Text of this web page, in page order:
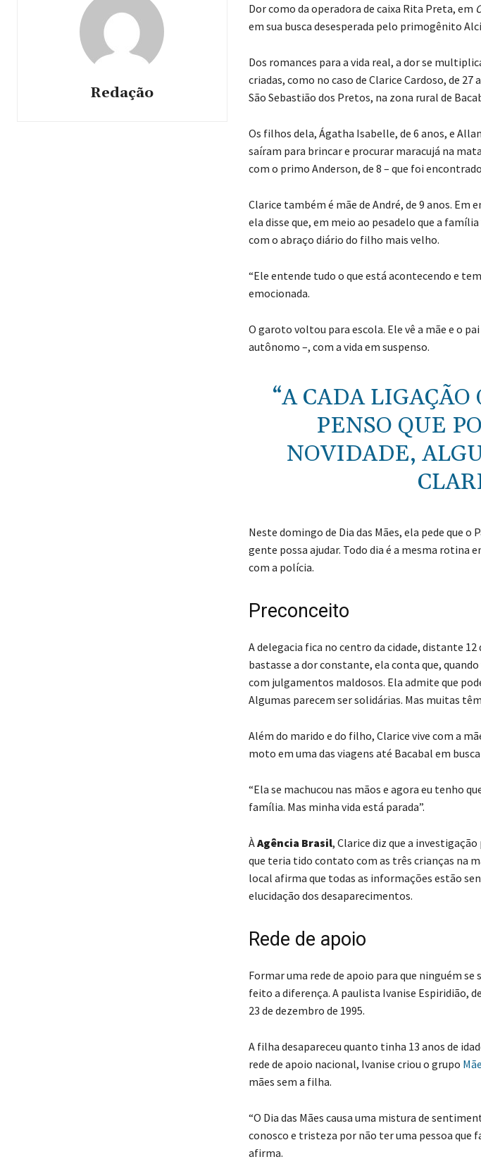
Redação
Dor como da operadora de caixa Rita Preta, em
em sua busca desesperada pelo primogênito
Dos romances para a vida real, a dor se
criadas, como no caso de Clarice Cardoso, de
São Sebastião dos Pretos, na zona rural de
Os filhos dela, Ágatha Isabelle, de 6 anos, e
saíram para brincar e procurar maracujá na
com o primo Anderson, de 8 – que foi
Clarice também é mãe de André, de 9 anos.
ela disse que, em meio ao pesadelo que a
com o abraço diário do filho mais velho.
“Ele entende tudo o que está acontecendo e
emocionada.
O garoto voltou para escola. Ele vê a mãe e o
autônomo –, com a vida em suspenso.
“A CADA LIGAÇÃO
PENSO QUE
NOVIDADE,
Neste domingo de Dia das Mães, ela pede que o
gente possa ajudar. Todo dia é a mesma rotina
com a polícia.
Preconceito
A delegacia fica no centro da cidade, distante
bastasse a dor constante, ela conta que,
com julgamentos maldosos. Ela admite que
Algumas parecem ser solidárias. Mas muitas
Além do marido e do filho, Clarice vive com a
moto em uma das viagens até Bacabal em
“Ela se machucou nas mãos e agora eu tenho
família. Mas minha vida está parada”.
ÀAgência Brasil, Clarice diz que a
que teria tido contato com as três crianças na
local afirma que todas as informações estão
elucidação dos desaparecimentos.
Rede de apoio
Formar uma rede de apoio para que ninguém
feito a diferença. A paulista Ivanise Espiridião,
23 de dezembro de 1995.
A filha desapareceu quanto tinha 13 anos de
rede de apoio nacional, Ivanise criou o grupo
mães sem a filha.
“O Dia das Mães causa uma mistura de
conosco e tristeza por não ter uma pessoa que
afirma.